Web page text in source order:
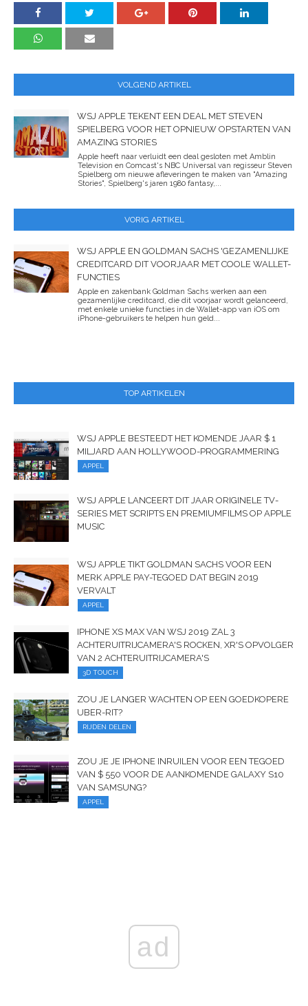
VOLGEND ARTIKEL
WSJ APPLE TEKENT EEN DEAL MET STEVEN
SPIELBERG VOOR HET OPNIEUW OPSTARTEN VAN
AMAZING STORIES
Apple heeft naar verluidt een deal gesloten met Amblin
Television en Comcast's NBC Universal van regisseur Steven
Spielberg om nieuwe afleveringen te maken van "Amazing
Stories", Spielberg's jaren 1980 fantasy,...
VORIG ARTIKEL
WSJ APPLE EN GOLDMAN SACHS 'GEZAMENLIJKE
CREDITCARD DIT VOORJAAR MET COOLE WALLET-
FUNCTIES
Apple en zakenbank Goldman Sachs werken aan een
gezamenlijke creditcard, die dit voorjaar wordt gelanceerd,
met enkele unieke functies in de Wallet-app van iOS om
iPhone-gebruikers te helpen hun geld...
TOP ARTIKELEN
WSJ APPLE BESTEEDT HET KOMENDE JAAR $ 1
MILJARD AAN HOLLYWOOD-PROGRAMMERING
APPEL
WSJ APPLE LANCEERT DIT JAAR ORIGINELE TV-
SERIES MET SCRIPTS EN PREMIUMFILMS OP APPLE
MUSIC
WSJ APPLE TIKT GOLDMAN SACHS VOOR EEN
MERK APPLE PAY-TEGOED DAT BEGIN 2019
VERVALT
APPEL
IPHONE XS MAX VAN WSJ 2019 ZAL 3
ACHTERUITRIJCAMERA'S ROCKEN, XR'S OPVOLGER
VAN 2 ACHTERUITRIJCAMERA'S
3D TOUCH
ZOU JE LANGER WACHTEN OP EEN GOEDKOPERE
UBER-RIT?
RIJDEN DELEN
ZOU JE JE IPHONE INRUILEN VOOR EEN TEGOED
VAN $ 550 VOOR DE AANKOMENDE GALAXY S10
VAN SAMSUNG?
APPEL
ad